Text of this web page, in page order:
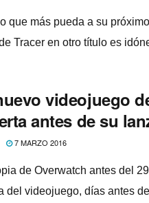
que más pueda a su
Tracer en otro tí­tulo es
videojuego
antes de su
7 MARZO 2016
de Overwatch antes del
del videojuego, dí­as antes